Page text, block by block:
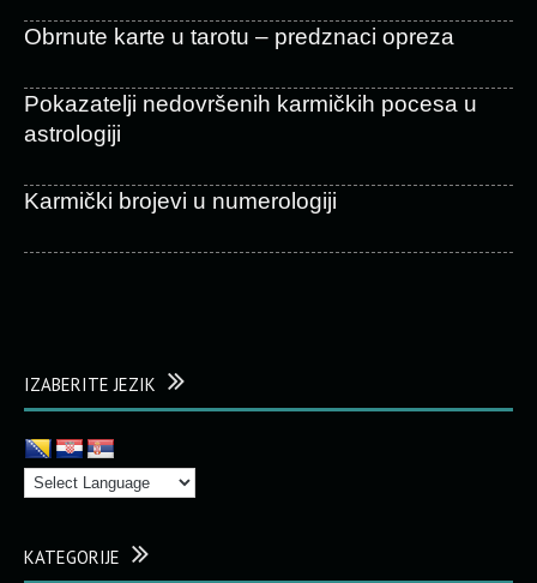
Obrnute karte u tarotu – predznaci opreza
Pokazatelji nedovršenih karmičkih pocesa u
astrologiji
Karmički brojevi u numerologiji
IZABERITE JEZIK
KATEGORIJE